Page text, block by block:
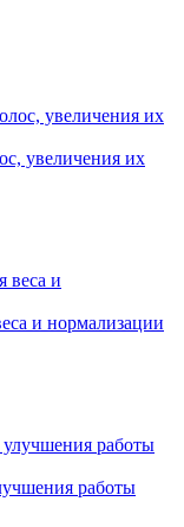
увеличения их
и нормализации
работы